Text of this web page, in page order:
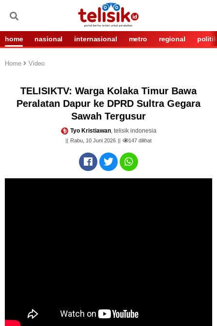
home nasional internasional metro regional politik
Home Video
TELISIKTV: Warga Kolaka Timur Bawa
Peralatan Dapur ke DPRD Sultra Gegara
Sawah Tergusur
Tyo Kristiawan, telisik indonesia
Rabu, 10 Juni 2026 147 dilihat